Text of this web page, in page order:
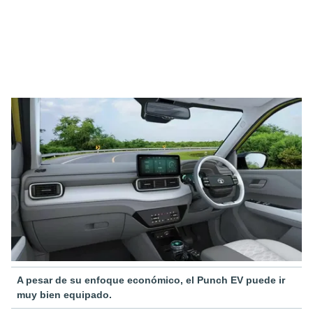
A pesar de su enfoque económico, el Punch EV puede ir
muy bien equipado.